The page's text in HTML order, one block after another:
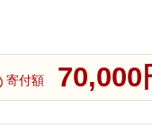
寄付額 70,000